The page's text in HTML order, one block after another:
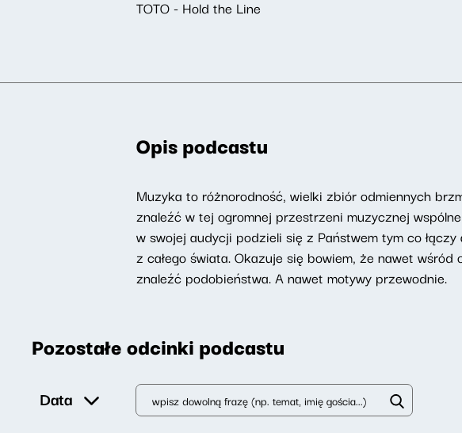
TOTO - Hold the Line
Opis podcastu
Muzyka to różnorodność, wielki zbiór odmiennych
znaleźć w tej ogromnej przestrzeni muzycznej
w swojej audycji podzieli się z Państwem tym co
z całego świata. Okazuje się bowiem, że nawet
znaleźć podobieństwa. A nawet motywy przewodnie.
Pozostałe odcinki podcastu
Data